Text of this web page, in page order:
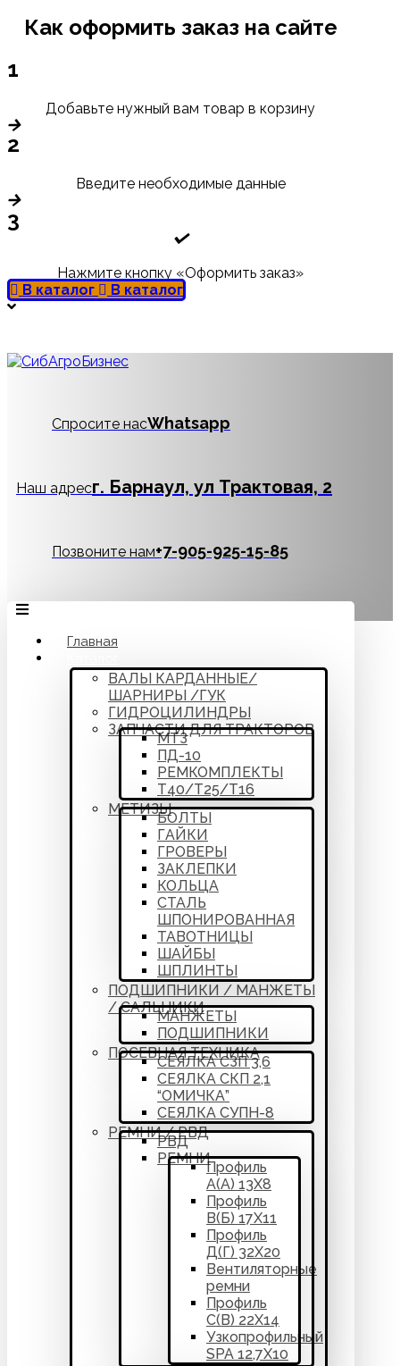
Как оформить заказ на сайте
1
Добавьте нужный вам товар в корзину
2
Введите необходимые данные
3
Нажмите кнопку «Оформить заказ»
В каталог
В каталог
Спросите насWhatsapp
Наш адресг. Барнаул, ул Трактовая, 2
Позвоните нам‪+7-905-925-15-85
Главная
ВАЛЫ КАРДАННЫЕ/
ШАРНИРЫ /ГУК
ГИДРОЦИЛИНДРЫ
ЗАПЧАСТИ ДЛЯ ТРАКТОРОВ
МТЗ
ПД-10
РЕМКОМПЛЕКТЫ
Т40/Т25/Т16
МЕТИЗЫ
БОЛТЫ
ГАЙКИ
ГРОВЕРЫ
ЗАКЛЕПКИ
КОЛЬЦА
СТАЛЬ
ШПОНИРОВАННАЯ
ТАВОТНИЦЫ
ШАЙБЫ
ШПЛИНТЫ
ПОДШИПНИКИ / МАНЖЕТЫ
/ САЛЬНИКИ
МАНЖЕТЫ
ПОДШИПНИКИ
ПОСЕВНАЯ ТЕХНИКА
СЕЯЛКА СЗП 3,6
СЕЯЛКА СКП 2,1
“ОМИЧКА”
СЕЯЛКА СУПН-8
РЕМНИ / РВД
РВД
РЕМНИ
Профиль
А(А) 13Х8
Профиль
В(Б) 17Х11
Профиль
Д(Г) 32Х20
Вентиляторные
ремни
Профиль
С(В) 22Х14
Узкопрофильный
SPA 12,7Х10